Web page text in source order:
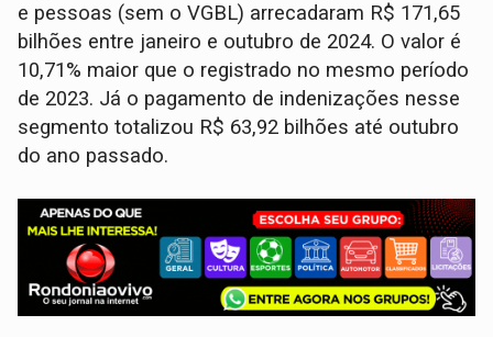
e pessoas (sem o VGBL) arrecadaram R$ 171,65
bilhões entre janeiro e outubro de 2024. O valor é
10,71% maior que o registrado no mesmo período
de 2023. Já o pagamento de indenizações nesse
segmento totalizou R$ 63,92 bilhões até outubro
do ano passado.